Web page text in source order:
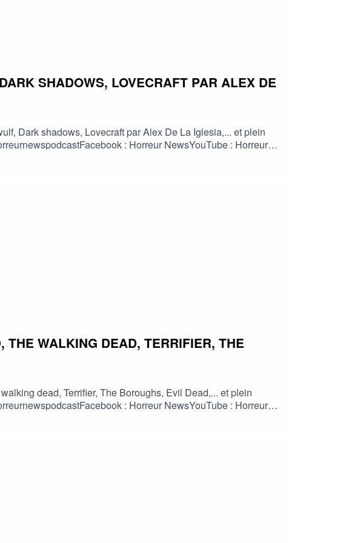
SHADOWS, LOVECRAFT PAR ALEX DE
Dark shadows, Lovecraft par Alex De La Iglesia,... et plein
: Horreur NewsYouTube : Horreur
;)#horreur #info #fantastique #film #serie #jeuvideo
#HorreurFrancophone #CinemaHorreur
WALKING DEAD, TERRIFIER, THE
dead, Terrifier, The Boroughs, Evil Dead,... et plein
: Horreur NewsYouTube : Horreur
;)#horreur #info #fantastique #film #serie #jeuvideo
#HorreurFrancophone #CinemaHorreur